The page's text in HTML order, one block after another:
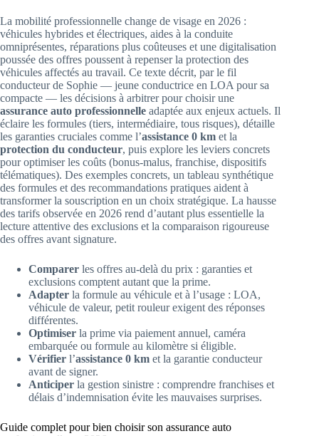
La mobilité professionnelle change de visage en 2026 :
véhicules hybrides et électriques, aides à la conduite
omniprésentes, réparations plus coûteuses et une digitalisation
poussée des offres poussent à repenser la protection des
véhicules affectés au travail. Ce texte décrit, par le fil
conducteur de Sophie — jeune conductrice en LOA pour sa
compacte — les décisions à arbitrer pour choisir une
assurance auto professionnelle adaptée aux enjeux actuels. Il
éclaire les formules (tiers, intermédiaire, tous risques), détaille
les garanties cruciales comme l’assistance 0 km et la
protection du conducteur, puis explore les leviers concrets
pour optimiser les coûts (bonus-malus, franchise, dispositifs
télématiques). Des exemples concrets, un tableau synthétique
des formules et des recommandations pratiques aident à
transformer la souscription en un choix stratégique. La hausse
des tarifs observée en 2026 rend d’autant plus essentielle la
lecture attentive des exclusions et la comparaison rigoureuse
des offres avant signature.
Comparer les offres au-delà du prix : garanties et
exclusions comptent autant que la prime.
Adapter la formule au véhicule et à l’usage : LOA,
véhicule de valeur, petit rouleur exigent des réponses
différentes.
Optimiser la prime via paiement annuel, caméra
embarquée ou formule au kilomètre si éligible.
Vérifier l’assistance 0 km et la garantie conducteur
avant de signer.
Anticiper la gestion sinistre : comprendre franchises et
délais d’indemnisation évite les mauvaises surprises.
Guide complet pour bien choisir son assurance auto